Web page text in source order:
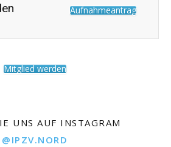
Aufnahmeantrag
Mitglied werden
UNS AUF INSTAGRAM
@IPZV.NORD